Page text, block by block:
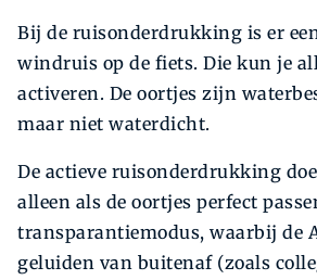
Bij de ruisonderdrukking is er
windruis op de fiets. Die kun je
activeren. De oortjes zijn
maar niet waterdicht.
De actieve ruisonderdrukking
alleen als de oortjes perfect
transparantiemodus, waarbij de
geluiden van buitenaf (zoals